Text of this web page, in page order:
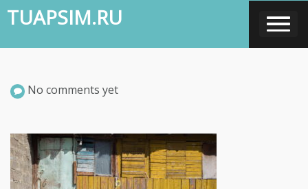
Skip
to
content
TUAPSIM.RU
No comments yet